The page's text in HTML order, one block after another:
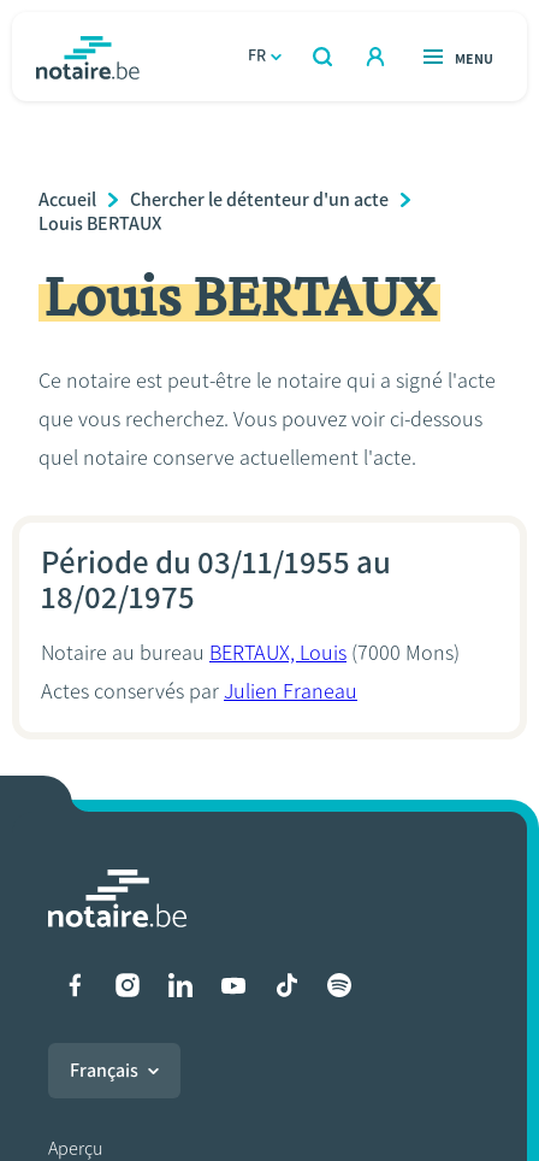
FR
OUVERT
RECHERCHER
OUVERT
MENU
Relations et vivre ensemble
Héritage et donations
Le notaire
Breadcrumb
Accueil
Chercher le détenteur d'un acte
Louis BERTAUX
Louis BERTAUX
Ce notaire est peut-être le notaire qui a signé l'acte
que vous recherchez. Vous pouvez voir ci-dessous
quel notaire conserve actuellement l'acte.
Période du 03/11/1955 au
18/02/1975
Notaire au bureau BERTAUX, Louis (7000 Mons)
Actes conservés par Julien Franeau
Liens vers les réseaux
Français
Aperçu